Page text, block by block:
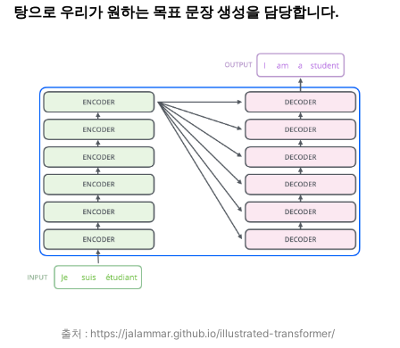
탕으로 우리가 원하는 목표 문장 생성을 담당합니다.
출처 : https://jalammar.github.io/illustrated-transformer/